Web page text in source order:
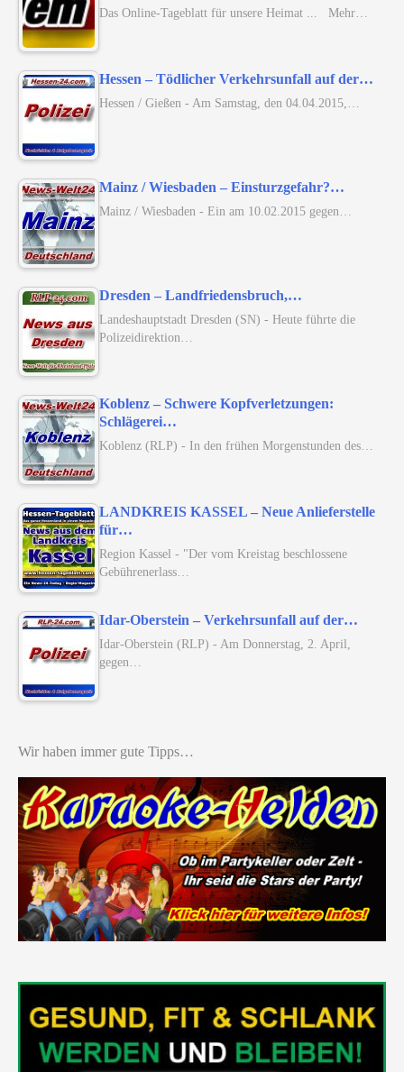
Das Online-Tageblatt für unsere Heimat ... Mehr…
Hessen – Tödlicher Verkehrsunfall auf der…
Hessen / Gießen - Am Samstag, den 04.04.2015,…
Mainz / Wiesbaden – Einsturzgefahr?…
Mainz / Wiesbaden - Ein am 10.02.2015 gegen…
Dresden – Landfriedensbruch,…
Landeshauptstadt Dresden (SN) - Heute führte die
Polizeidirektion…
Koblenz – Schwere Kopfverletzungen:
Schlägerei…
Koblenz (RLP) - In den frühen Morgenstunden des…
LANDKREIS KASSEL – Neue Anlieferstelle
für…
Region Kassel - "Der vom Kreistag beschlossene
Gebührenerlass…
Idar-Oberstein – Verkehrsunfall auf der…
Idar-Oberstein (RLP) - Am Donnerstag, 2. April,
gegen…
Wir haben immer gute Tipps…